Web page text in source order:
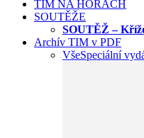
TIM NA HORÁCH
SOUTĚŽE
SOUTĚŽ –
Archív TIM v PDF
VšeSpeciální